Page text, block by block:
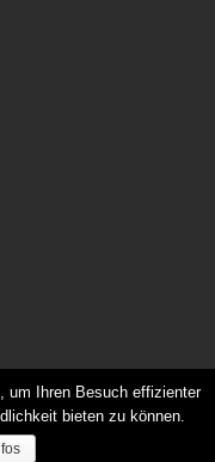
Kontakt
um Ihren Besuch effizienter
bieten zu können.